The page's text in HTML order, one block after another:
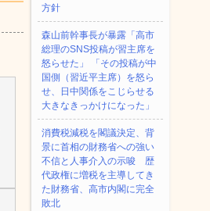
方針
森山前幹事長が暴露「高市
総理のSNS投稿が習主席を
怒らせた」 「その投稿が中
国側（習近平主席）を怒ら
せ、日中関係をこじらせる
大きなきっかけになった」
消費税減税を閣議決定、背
景に首相の財務省への強い
不信と人事介入の示唆 歴
代政権に増税を主導してき
た財務省、高市内閣に完全
敗北